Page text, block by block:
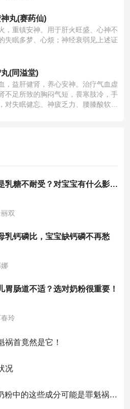
丸(赛药仙)
，重镇安神。用于肝火旺盛、心神不
失眠多梦、心烦；神经衰弱见上述证
(同溢堂)
，益肝健肾，养心安神。治疗气血虚
不足所致的胸闷气短，畏寒肢冷，手
对失眠健忘、神疲乏力、腰膝酸软也
什么是乳糖不耐受？对宝宝有什么影响？
双
乳钙磷比，宝宝缺钙磷不再愁
胃肠道不适？选对奶粉很重要！
玲
祸首竟然是它！
况
宝宝胃肠道不适？奶粉中的这些成分可能是罪魁祸首！